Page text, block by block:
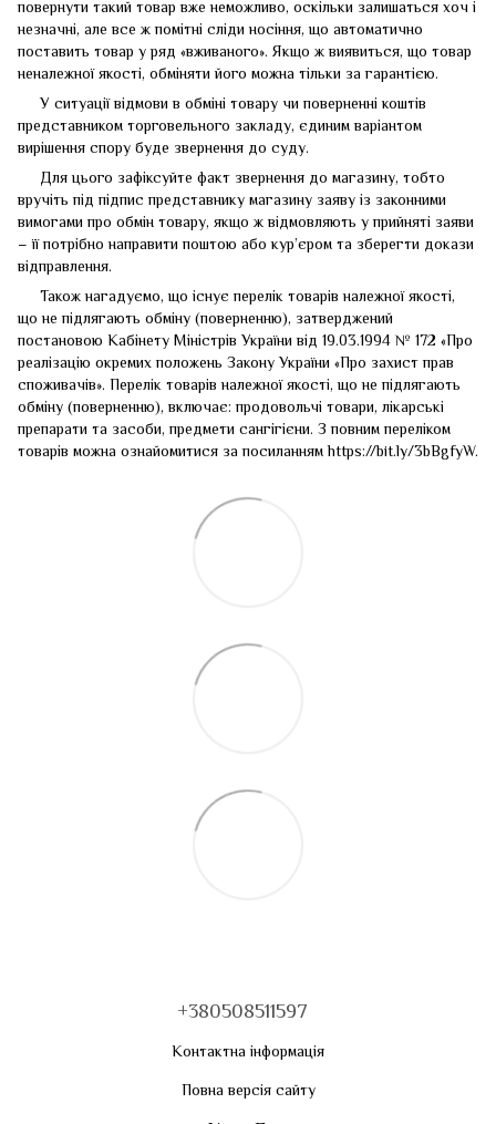
повернути такий товар вже неможливо, оскільки залишаться хоч і
незначні, але все ж помітні сліди носіння, що автоматично
поставить товар у ряд «вживаного». Якщо ж виявиться, що товар
неналежної якості, обміняти його можна тільки за гарантією.
У ситуації відмови в обміні товару чи поверненні коштів
представником торговельного закладу, єдиним варіантом
вирішення спору буде звернення до суду.
Для цього зафіксуйте факт звернення до магазину, тобто
вручіть під підпис представнику магазину заяву із законними
вимогами про обмін товару, якщо ж відмовляють у прийняті заяви
– її потрібно направити поштою або кур’єром та зберегти докази
відправлення.
Також нагадуємо, що існує перелік товарів належної якості,
що не підлягають обміну (поверненню), затверджений
постановою Кабінету Міністрів України від 19.03.1994 № 172 «Про
реалізацію окремих положень Закону України «Про захист прав
споживачів». Перелік товарів належної якості, що не підлягають
обміну (поверненню), включає: продовольчі товари, лікарські
препарати та засоби, предмети сангігієни. З повним переліком
товарів можна ознайомитися за посиланнямhttps://bit.ly/3bBgfyW.
+380508511597
Контактна інформація
Повна версія сайту